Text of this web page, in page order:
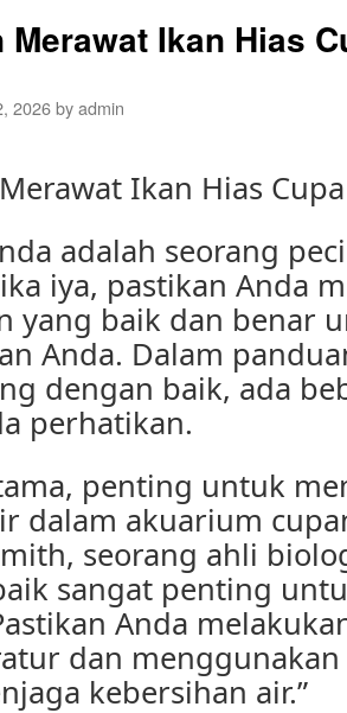
Merawat Ikan Hias
2026byadmin
Ikan Hias
adalah seorang
iya, pastikan Anda
yang baik dan benar
Anda. Dalam
dengan baik, ada
perhatikan.
penting untuk
dalam akuarium
seorang ahli
sangat penting
Anda
dan
kebersihan air.”